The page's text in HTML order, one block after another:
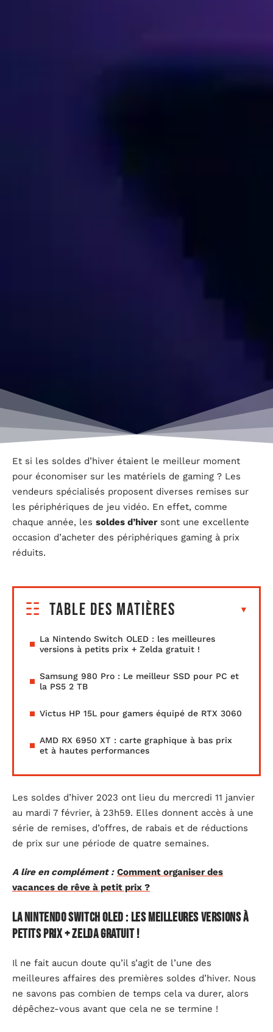
Et si les soldes d’hiver étaient le meilleur moment
pour économiser sur les matériels de gaming ? Les
vendeurs spécialisés proposent diverses remises sur
les périphériques de jeu vidéo. En effet, comme
chaque année, les soldes d’hiversont une excellente
occasion d’acheter des périphériques gaming à prix
réduits.
Table des matières
La Nintendo Switch OLED : les meilleures
versions à petits prix + Zelda gratuit !
Samsung 980 Pro : Le meilleur SSD pour PC et
la PS5 2 TB
Victus HP 15L pour gamers équipé de RTX 3060
AMD RX 6950 XT : carte graphique à bas prix
et à hautes performances
Les soldes d’hiver 2023 ont lieu du mercredi 11 janvier
au mardi 7 février, à 23h59. Elles donnent accès à une
série de remises, d’offres, de rabais et de réductions
de prix sur une période de quatre semaines.
A lire en complément : Comment organiser des
vacances de rêve à petit prix ?
La Nintendo Switch OLED : les meilleures versions à
petits prix + Zelda gratuit !
Il ne fait aucun doute qu’il s’agit de l’une des
meilleures affaires des premières soldes d’hiver. Nous
ne savons pas combien de temps cela va durer, alors
dépêchez-vous avant que cela ne se termine !